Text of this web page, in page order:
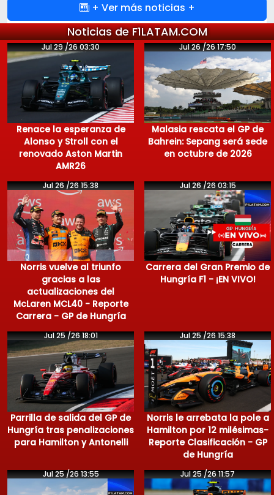
+ Ver más noticias +
Noticias de F1LATAM.COM
Jul 29 /26 03:30
Renace la esperanza de
Alonso y Stroll con el
renovado Aston Martin
AMR26
Jul 26 /26 17:50
Malasia rescata el GP de
Bahrein: Sepang será sede
en octubre de 2026
Jul 26 /26 15:38
Norris vuelve al triunfo
gracias a las
actualizaciones del
McLaren MCL40 - Reporte
Carrera - GP de Hungría
Jul 26 /26 03:15
Carrera del Gran Premio de
Hungría F1 - ¡EN VIVO!
Jul 25 /26 18:01
Parrilla de salida del GP de
Hungría tras penalizaciones
para Hamilton y Antonelli
Jul 25 /26 15:38
Norris le arrebata la pole a
Hamilton por 12 milésimas-
Reporte Clasificación - GP
de Hungría
Jul 25 /26 13:55 Jul 25 /26 11:57